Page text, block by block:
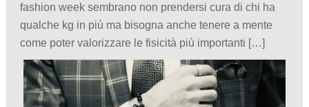
fashion week sembrano non prendersi cura di chi ha
qualche kg in più ma bisogna anche tenere a mente
come poter valorizzare le fisicità più importanti […]